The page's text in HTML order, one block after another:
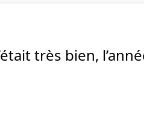
très bien,